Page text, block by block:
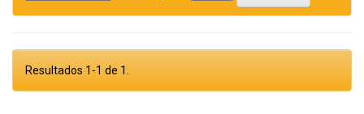
Resultados 1-1 de 1.